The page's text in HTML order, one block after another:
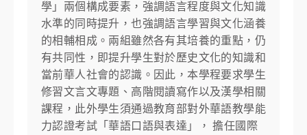
學」兩個構成要素，強調語言程度與文化知識
水準的同時提升，也強調語言學習與文化涵養
的相輔相成。兩組雖然各有其培養的重點，仍
有共同性，即提升學生對於歷史文化的知識和
當前華人社會的認識。因此，本學程要求學生
修習文言文專題、高階閱讀寫作以及漢學相關
課程，此外學生須通過教育部對外華語教學能
力認證考試「華語口語與表達」， 擔任國際